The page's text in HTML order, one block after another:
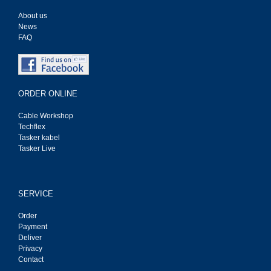
About us
News
FAQ
ORDER ONLINE
Cable Workshop
Techflex
Tasker kabel
Tasker Live
SERVICE
Order
Payment
Deliver
Privacy
Contact